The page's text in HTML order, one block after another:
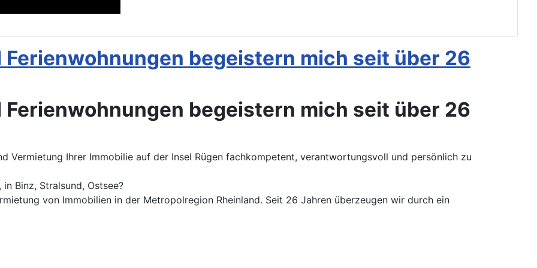
begeistern mich seit über 26
begeistern mich seit über 26
Vermietung Ihrer Immobilie auf der Insel Rügen fachkompetent, verantwortungsvoll und persönlich zu
Binz, Stralsund, Ostsee?
von Immobilien in der Metropolregion Rheinland. Seit 26 Jahren überzeugen wir durch ein